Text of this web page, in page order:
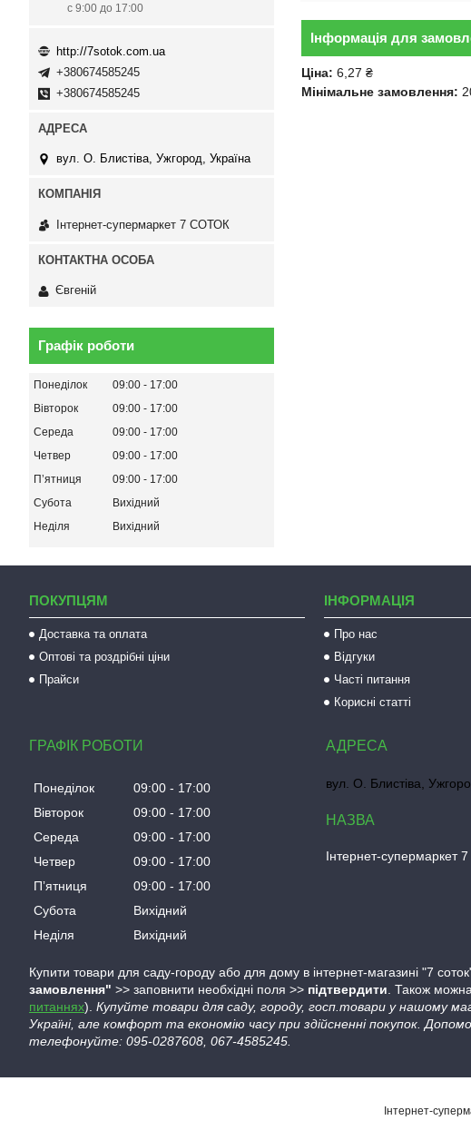
Інформація для
Ціна: 6,27 ₴
Мінімальне замовлення:
с 9:00 до 17:00
http://7sotok.com.ua
+380674585245
+380674585245
вул. О. Блистіва, Ужгород, Україна
Інтернет-супермаркет 7 СОТОК
Євгеній
Графік роботи
Понеділок 09:00
17:00
Вівторок
09:00
17:00
Середа
09:00
17:00
Четвер
09:00
17:00
Пʼятниця
09:00
17:00
Субота
Вихідний
Неділя
Вихідний
ПОКУПЦЯМ
Доставка та оплата
Оптові та роздрібні ціни
Прайси
ІНФОРМАЦІЯ
Про нас
Відгуки
Часті питання
Корисні статті
ГРАФІК РОБОТИ
Понеділок 09:00
17:00
Вівторок
09:00
17:00
Середа
09:00
17:00
Четвер
09:00
17:00
Пʼятниця
09:00
17:00
Субота
Вихідний
Неділя
Вихідний
вул. О. Блистіва,
Інтернет-супермаркет
Купити товари для саду-городу або для дому в інтернет-магазині "7
замовлення" >> заповнити необхідні поля >> підтвердити. Також
питаннях). Купуйте товари для саду, городу, госп.товари у нашому
Україні, але комфорт та економію часу при здійсненні покупок.
телефонуйте: 095-0287608, 067-4585245.